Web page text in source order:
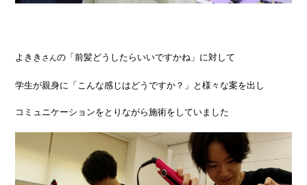
よきき さんの「前髪どうしたらいいですかね」に対して
学生が親身に「こんな感じはどうですか？」と様々な案を出し
コミュニケーションをとりながら施術をしていました